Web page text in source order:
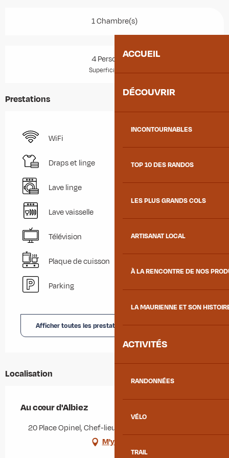
ACCUEIL
DÉCOUVRIR
INCONTOURNABLES
TOP 10 DES RANDOS
LES PLUS GRANDS COLS
ARTISANAT LOCAL
À LA RENCONTRE DE NOS
LA MAURIENNE ET SON
ACTIVITÉS
RANDONNÉES
VÉLO
TRAIL
1 Chambre(s)
4 Personne(s)
Superficie : 47 m
Prestations
WiFi
Draps et linge
Lave linge
Lave vaisselle
Télévision
Plaque de cuisson
Parking
Afficher toutes les prestations
Localisation
Au cœur d'Albiez
20 Place Opinel, Chef-lieu, 73300 Albiez-Montrond
M'y rendre